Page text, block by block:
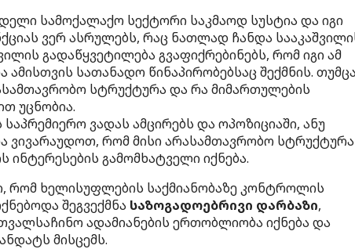
სამოქალაქო სექტორი საკმაოდ სუსტია და იგი
ვერ ასრულებს, რაც ნათლად ჩანდა
გადაწყვეტილება გვაფიქრებინებს, რომ იგი ამ
სათანადო წინაპირობებსაც შექმნის.
სტრუქტურა და რა მიმართულების
უცნობია.
ვადას ამცირებს და ოპოზიციაში, ანუ
ვივარაუდოთ, რომ მისი არასამთავრობო სტრუქტურა
გამომხატველი იქნება.
რომ ხელისუფლების საქმიანობაზე კონტროლის
შეგვექმნა საზოგადოებრივი დარბაზი,
ადამიანების ერთობლიობა იქნება და
მისცემს.